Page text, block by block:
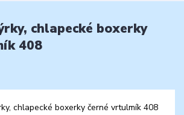
chlapecké boxerky
408